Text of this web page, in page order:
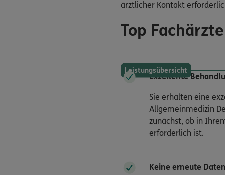
ärztlicher Kontakt
Top Fachärzte
Leistungsübersicht
Exzellente
Sie erhalten eine
Allgemeinmedizin
zunächst, ob in
erforderlich ist.
Keine erneute